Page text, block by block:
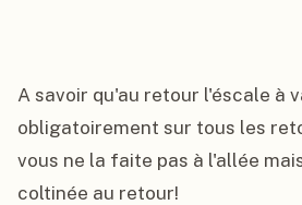
A savoir qu'au retour l'éscale à
obligatoirement sur tous les
vous ne la faite pas à l'allée
coltinée au retour!